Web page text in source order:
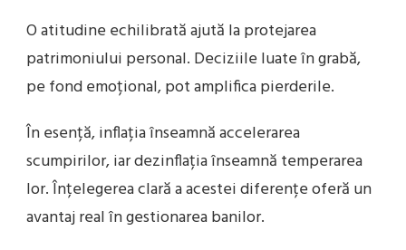
O atitudine echilibrată ajută la protejarea
patrimoniului personal. Deciziile luate în grabă,
pe fond emoțional, pot amplifica pierderile.
În esență, inflația înseamnă accelerarea
scumpirilor, iar dezinflația înseamnă temperarea
lor. Înțelegerea clară a acestei diferențe oferă un
avantaj real în gestionarea banilor.